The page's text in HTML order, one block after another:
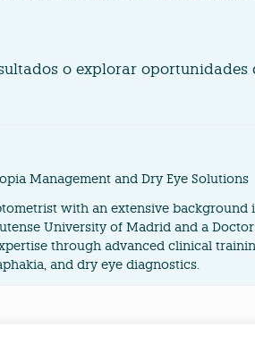
o explorar
Management and Dry Eye Solutions
with an extensive
University of Madrid and a
through advanced clinical
and dry eye diagnostics.